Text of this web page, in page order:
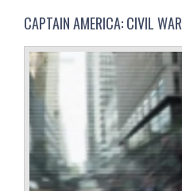
CAPTAIN AMERICA: CIVIL WAR